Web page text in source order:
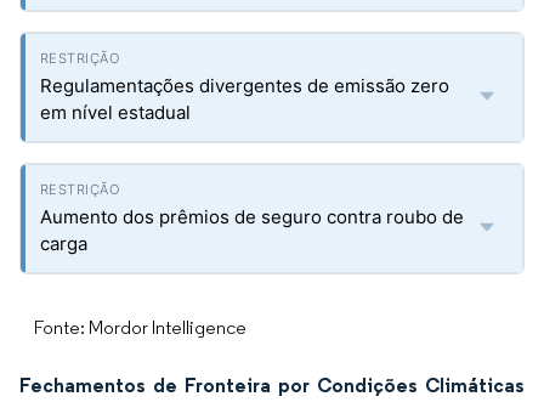
Regulamentações divergentes de emissão zero
em nível estadual
Aumento dos prêmios de seguro contra roubo de
carga
Fonte: Mordor Intelligence
Fechamentos de Fronteira por Condições Climáticas